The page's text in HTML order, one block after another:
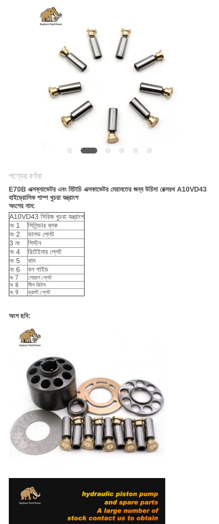
পণ্যের বর্ণনা
E70B এক্সক্যাভেটর এবং হিটাচি এক্সকাভেটর মেরামতের জন্য উচিদা রেক্সরথ A10VD43
হাইড্রোলিক পাম্প খুচরা যন্ত্রাংশ
অংশের নাম:
A10VD43 সিরিজ খুচরা যন্ত্রাংশ
নং 1
সিলিন্ডার ব্লক
নং 2
ভালভ প্লেট
3 নং
পিস্টন
নং 4
রিটেইনার প্লেট
নং 5
খাদ
নং 6
বল গাইড
নং 7
সোয়াশ প্লেট
নং 8
সীল কিটস
নং.9
থ্রাস্ট প্লেট
অংশ ছবি: